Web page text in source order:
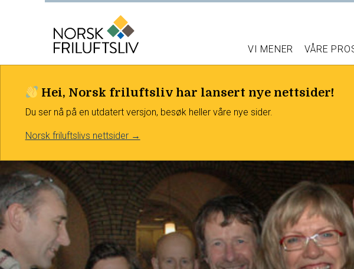
Hei, Norsk friluftsliv har lansert nye nettsider!
Du ser nå på en utdatert versjon, besøk heller våre nye sider.
Norsk friluftslivs nettsider →
VI MENER VÅRE